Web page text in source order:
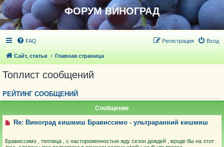
ФОРУМ ВИНОГРАД
FAQ Вход
Регистрация
Сайт, статьи Главная страница
Топлист сообщений
РЕЙТИНГ СООБЩЕНИЙ
Сообщение
Re: Виноград кишмиш Брависсимо - ультраранний кишмиш
Брависсимо , теплица , с настороженностью жду сезон дождей , вроде бы на этот